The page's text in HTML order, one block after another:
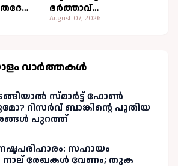
ഭർത്താവ്
വിദേശത്തേക്ക്
August 07, 2026
വാർത്തകള്‍
സ്മാർട്ട് ഫോൺ
റിസർവ് ബാങ്കിന്റെ പുതിയ
പുറത്ത്
സഹായം
നാല് രേഖകൾ വേണം; തുക